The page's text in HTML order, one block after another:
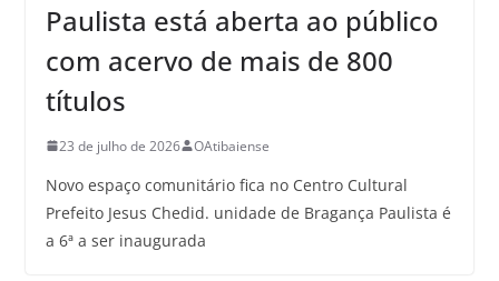
Paulista está aberta ao público
com acervo de mais de 800
títulos
23 de julho de 2026 OAtibaiense
Novo espaço comunitário fica no Centro Cultural
Prefeito Jesus Chedid. unidade de Bragança Paulista é
a 6ª a ser inaugurada